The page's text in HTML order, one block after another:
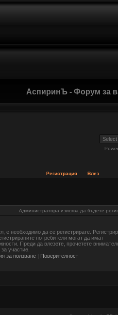
АспиринЪ - Форум за
Регистрация
Влез
Администратора изисква да бъдете
е необходимо да се регистрирате.
потребители могат да имат
Преди да влезете, прочетете
участие.
за ползване | Поверителност